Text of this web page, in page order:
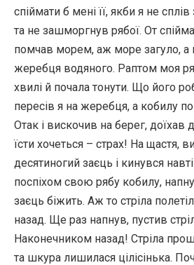
спіймати б мені її, якби я не сплів
та не зашморгнув рябої. От
помчав морем, аж море загуло, а
жеребця водяного. Раптом моя
хвилі й почала тонути. Що його
пересів я на жеребця, а кобилу
Отак і вискочив на берег, доїхав
їсти хочеться – страх! На щастя,
десятиногий заєць і кинувся
поспіхом свою рябу кобилу,
заєць біжить. Аж то стріла
назад. Ще раз напнув, пустив
Наконечником назад! Стріла
та шкура лишилася цілісінька.